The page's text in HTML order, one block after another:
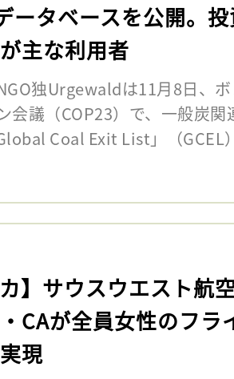
ータベースを公開。
主な利用者
独Urgewaldは11月8日、
会議（COP23）で、一般炭
Coal Exit List」（
カ】サウスウエスト航
CAが全員女性のフラ
現